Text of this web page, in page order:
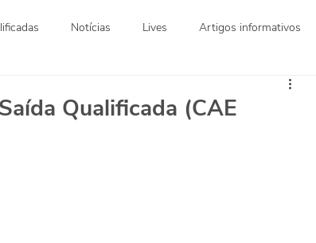
Notícias Lives Artigos informativos
Qualificada (CAE